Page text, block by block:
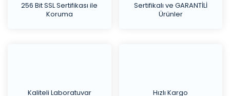
256 Bit SSL Sertifikası ile
Koruma
Sertifikalı ve GARANTİLİ
Ürünler
Kaliteli Laboratuvar
Hızlı Kargo